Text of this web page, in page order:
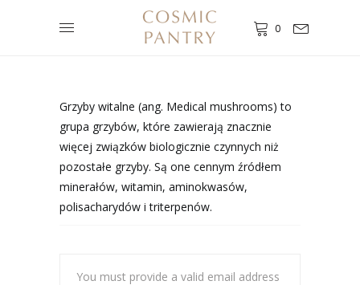
0
Grzyby witalne (ang. Medical mushrooms) to
grupa grzybów, które zawierają znacznie
więcej związków biologicznie czynnych niż
pozostałe grzyby. Są one cennym źródłem
minerałów, witamin, aminokwasów,
polisacharydów i triterpenów.
You must provide a valid email address